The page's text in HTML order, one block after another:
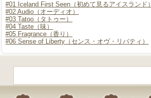
#01 Iceland First Seen（初めて見るアイスランド）
#02 Audio（オーディオ）
#03 Tatoo（タトゥー）
#04 Taste（味）
#05 Fragrance（香り）
#06 Sense of Liberty（センス・オヴ・リバティ）